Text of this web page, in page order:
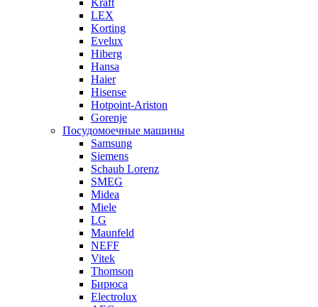
Kraft
LEX
Korting
Evelux
Hiberg
Hansa
Haier
Hisense
Hotpoint-Ariston
Gorenje
Посудомоечные машины
Samsung
Siemens
Schaub Lorenz
SMEG
Midea
Miele
LG
Maunfeld
NEFF
Vitek
Thomson
Бирюса
Electrolux